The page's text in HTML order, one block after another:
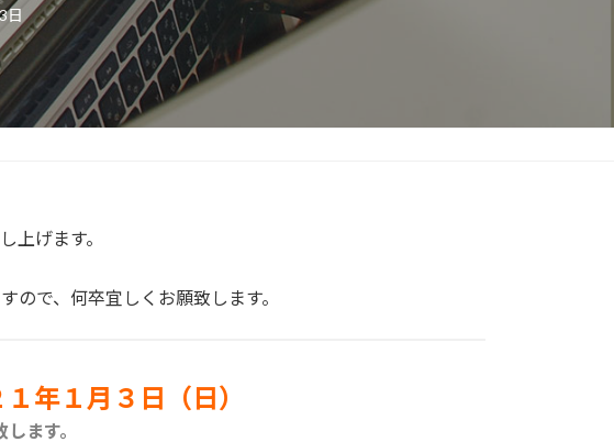
日
上げます。
で、何卒宜しくお願致します。
年１月３日（日）
ます。